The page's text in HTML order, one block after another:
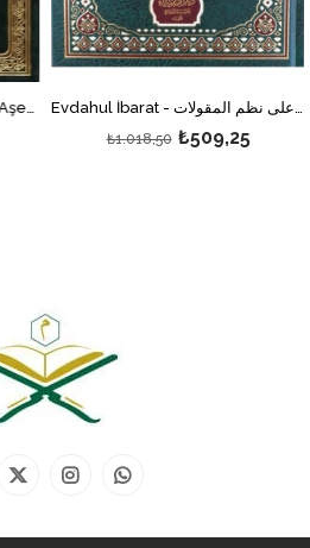
Evdahul İbarat - أوضح العبارات على شرح السجاعي على نظم المقولات
₺509,25
₺1.018,50